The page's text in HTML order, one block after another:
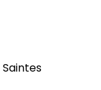
Saintes